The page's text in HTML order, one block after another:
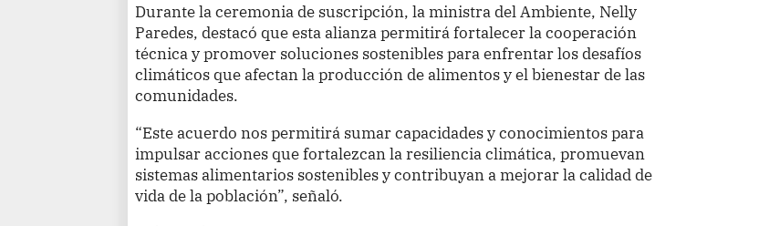
Durante la ceremonia de suscripción, la ministra del Ambiente, Nelly
Paredes, destacó que esta alianza permitirá fortalecer la cooperación
técnica y promover soluciones sostenibles para enfrentar los desafíos
climáticos que afectan la producción de alimentos y el bienestar de las
comunidades.
“Este acuerdo nos permitirá sumar capacidades y conocimientos para
impulsar acciones que fortalezcan la resiliencia climática, promuevan
sistemas alimentarios sostenibles y contribuyan a mejorar la calidad de
vida de la población”, señaló.